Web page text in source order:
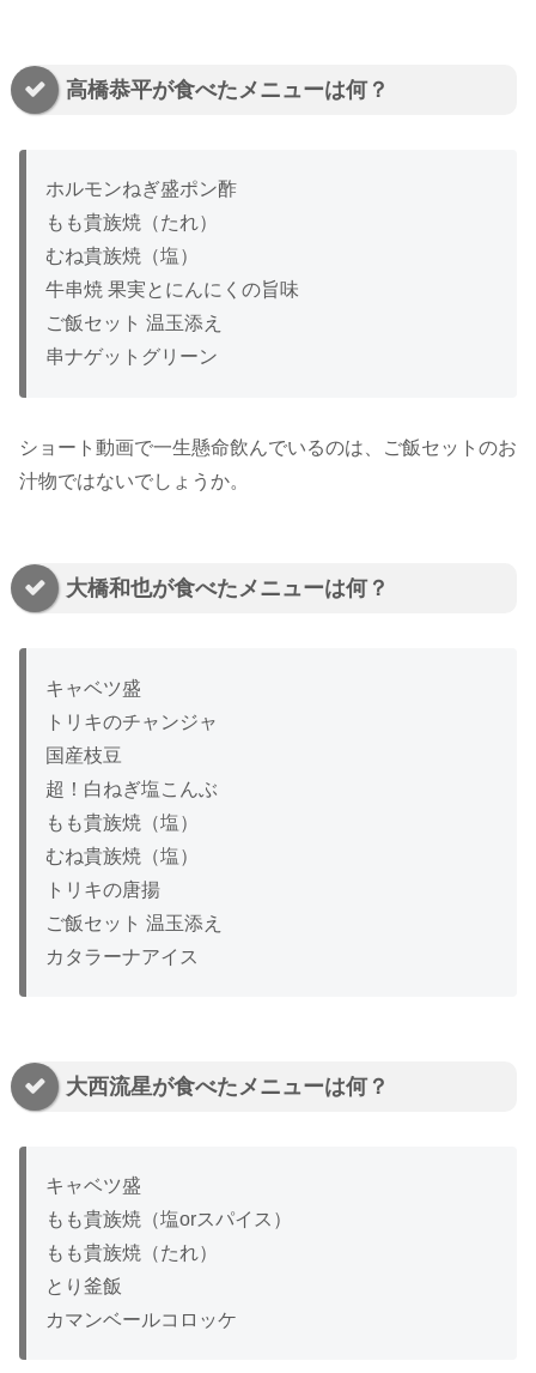
高橋恭平が食べたメニューは何？
ホルモンねぎ盛ポン酢
もも貴族焼（たれ）
むね貴族焼（塩）
牛串焼 果実とにんにくの旨味
ご飯セット 温玉添え
串ナゲットグリーン
ショート動画で一生懸命飲んでいるのは、ご飯セットのお
汁物ではないでしょうか。
大橋和也が食べたメニューは何？
キャベツ盛
トリキのチャンジャ
国産枝豆
超！白ねぎ塩こんぶ
もも貴族焼（塩）
むね貴族焼（塩）
トリキの唐揚
ご飯セット 温玉添え
カタラーナアイス
大西流星が食べたメニューは何？
キャベツ盛
もも貴族焼（塩orスパイス）
もも貴族焼（たれ）
とり釜飯
カマンベールコロッケ